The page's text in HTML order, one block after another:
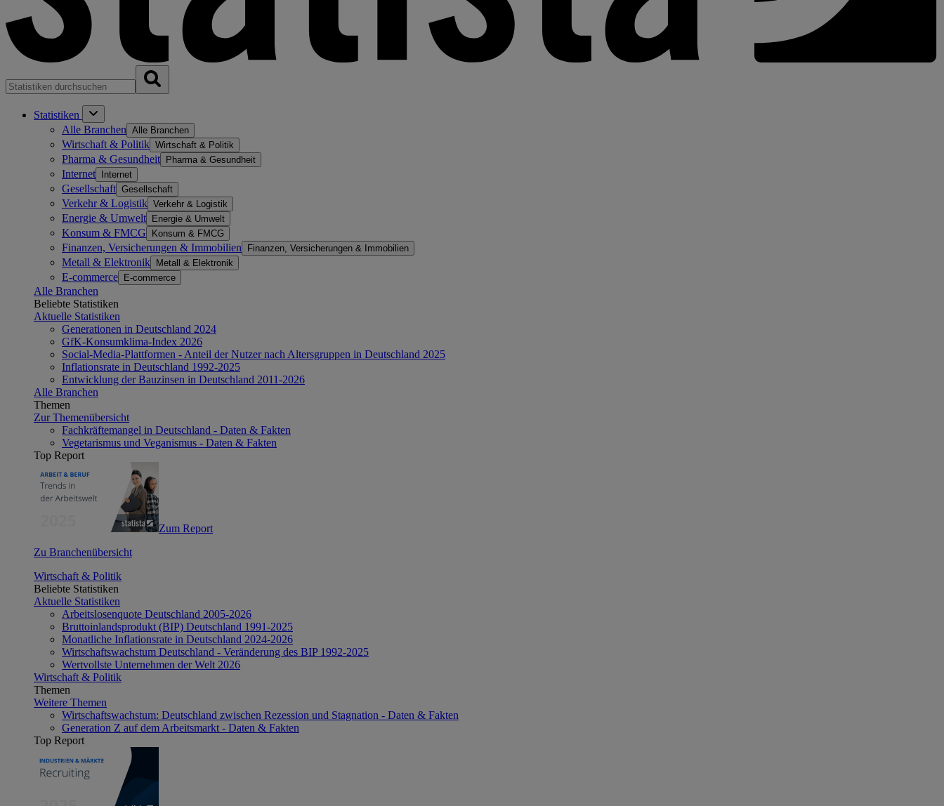
Statistiken
Alle Branchen Alle Branchen
Wirtschaft & Politik Wirtschaft & Politik
Pharma & Gesundheit Pharma & Gesundheit
Internet Internet
Gesellschaft Gesellschaft
Verkehr & Logistik Verkehr & Logistik
Energie & Umwelt Energie & Umwelt
Konsum & FMCG Konsum & FMCG
Finanzen, Versicherungen & Immobilien Finanzen, Versicherungen & Immobilien
Metall & Elektronik Metall & Elektronik
E-commerce E-commerce
Alle Branchen
Beliebte Statistiken
Aktuelle Statistiken
Generationen in Deutschland 2024
GfK-Konsumklima-Index 2026
Social-Media-Plattformen - Anteil der Nutzer nach Altersgruppen in Deutschland 2025
Inflationsrate in Deutschland 1992-2025
Entwicklung der Bauzinsen in Deutschland 2011-2026
Alle Branchen
Themen
Zur Themenübersicht
Fachkräftemangel in Deutschland - Daten & Fakten
Vegetarismus und Veganismus - Daten & Fakten
Top Report
Zum Report
Zu Branchenübersicht
Wirtschaft & Politik
Beliebte Statistiken
Aktuelle Statistiken
Arbeitslosenquote Deutschland 2005-2026
Bruttoinlandsprodukt (BIP) Deutschland 1991-2025
Monatliche Inflationsrate in Deutschland 2024-2026
Wirtschaftswachstum Deutschland - Veränderung des BIP 1992-2025
Wertvollste Unternehmen der Welt 2026
Wirtschaft & Politik
Themen
Weitere Themen
Wirtschaftswachstum: Deutschland zwischen Rezession und Stagnation - Daten & Fakten
Generation Z auf dem Arbeitsmarkt - Daten & Fakten
Top Report